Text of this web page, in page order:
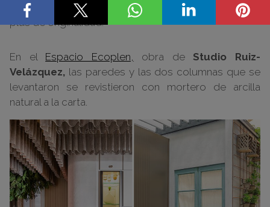
Tomás.
Sus sinuosos acabados aportan al salón un
plus de originalidad.
En el Espacio Ecoplen, obra de Studio Ruiz-
Velázquez, las paredes y las dos columnas que se
levantaron se revistieron con mortero de arcilla
natural a la carta.